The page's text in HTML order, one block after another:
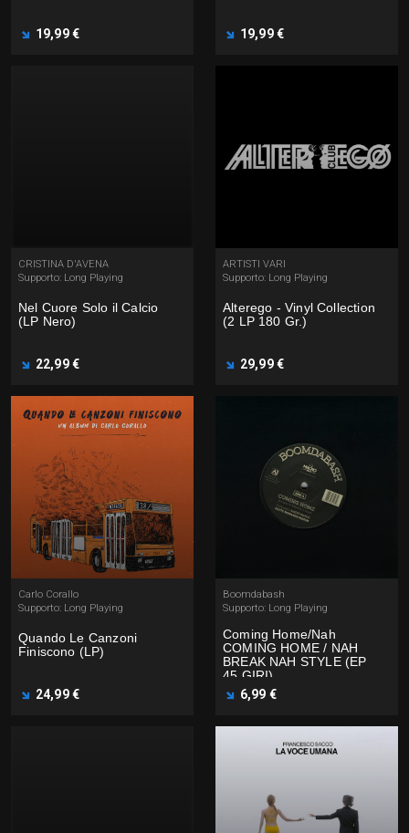
19,99 € 19,99 €
CRISTINA D'AVENA
Supporto: Long Playing
Nel Cuore Solo il Calcio
(LP Nero)
22,99 €
ARTISTI VARI
Supporto: Long Playing
Alterego - Vinyl Collection
(2 LP 180 Gr.)
29,99 €
Carlo Corallo
Supporto: Long Playing
Quando Le Canzoni
Finiscono (LP)
24,99 €
Boomdabash
Supporto: Long Playing
Coming Home/Nah
COMING HOME / NAH
BREAK NAH STYLE (EP
45 GIRI)
6,99 €